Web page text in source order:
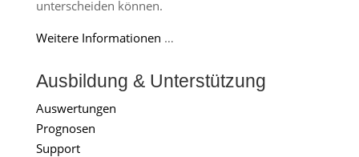
unterscheiden können.
Weitere Informationen …
Ausbildung & Unterstützung
Auswertungen
Prognosen
Support